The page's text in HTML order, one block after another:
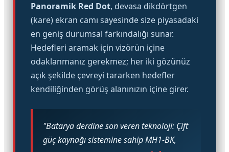
Panoramik Red Dot, devasa dikdörtgen
(kare) ekran camı sayesinde size piyasadaki
en geniş durumsal farkındalığı sunar.
Hedefleri aramak için vizörün içine
odaklanmanız gerekmez; her iki gözünüz
açık şekilde çevreyi tararken hedefler
kendiliğinden görüş alanınızın içine girer.
"Batarya derdine son veren teknoloji: Çift
güç kaynağı sistemine sahip MH1-BK,